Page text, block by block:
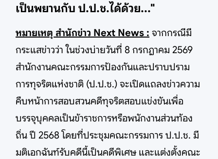
เป็นพยานกับ ป.ป.ช.ได้ด้วย..."
หมายเหตุ สำนักข่าว Next News : จากกรณีมี
กระแสข่าวว่า ในช่วงบ่ายวันที่ 8 กรกฏาคม 2569
สำนักงานคณะกรรมการป้องกันและปราบปราม
การทุจริตแห่งชาติ (ป.ป.ช.) จะเปิดแถลงข่าวความ
คืบหน้าการสอบสวนคดีทุจริตสอบแข่งขันเพื่อ
บรรจุบุคคลเป็นข้าราชการหรือพนักงานส่วนท้อง
ถิ่น ปี 2568 โดยที่ประชุมคณะกรรมการ ป.ป.ช. มี
มติเอกฉันท์รับคดีนี้เป็นคดีพิเศษ และแต่งตั้งคณะ